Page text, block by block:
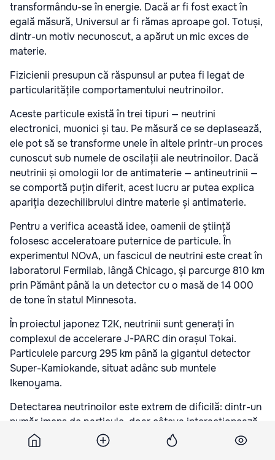
transformându-se în energie. Dacă ar fi fost exact în
egală măsură, Universul ar fi rămas aproape gol. Totuși,
dintr-un motiv necunoscut, a apărut un mic exces de
materie.
Fizicienii presupun că răspunsul ar putea fi legat de
particularitățile comportamentului neutrinoilor.
Aceste particule există în trei tipuri — neutrini
electronici, muonici și tau. Pe măsură ce se deplasează,
ele pot să se transforme unele în altele printr-un proces
cunoscut sub numele de oscilații ale neutrinoilor. Dacă
neutrinii și omologii lor de antimaterie — antineutrinii —
se comportă puțin diferit, acest lucru ar putea explica
apariția dezechilibrului dintre materie și antimaterie.
Pentru a verifica această idee, oamenii de știință
folosesc acceleratoare puternice de particule. În
experimentul NOvA, un fascicul de neutrini este creat în
laboratorul Fermilab, lângă Chicago, și parcurge 810 km
prin Pământ până la un detector cu o masă de 14 000
de tone în statul Minnesota.
În proiectul japonez T2K, neutrinii sunt generați în
complexul de accelerare J-PARC din orașul Tokai.
Particulele parcurg 295 km până la gigantul detector
Super-Kamiokande, situat adânc sub muntele
Ikenoyama.
Detectarea neutrinoilor este extrem de dificilă: dintr-un
număr imens de particule, doar câteva interacționează
cu materia detectorilor. De aceea, cercetătorilor le sunt
necesare instalații gigantice și metode complexe de